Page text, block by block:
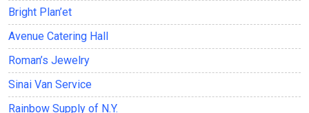
Bright Plan’et
Avenue Саtering Hall
Roman’s Jewelry
Sinai Van Service
Rainbow Supply of N.Y.